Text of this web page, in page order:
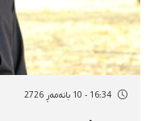
16:34 - 10 بانەمەڕ 2726